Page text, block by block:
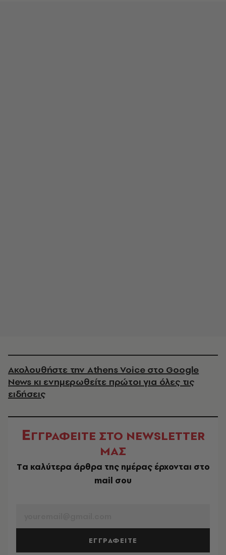
Ακολουθήστε την Athens Voice στο Google
News κι ενημερωθείτε πρώτοι για όλες τις
ειδήσεις
ΕΓΓΡΑΦΕΙΤΕ ΣΤΟ NEWSLETTER
ΜΑΣ
Tα καλύτερα άρθρα της ημέρας έρχονται στο
mail σου
ΕΓΓΡΑΦΕΙΤΕ